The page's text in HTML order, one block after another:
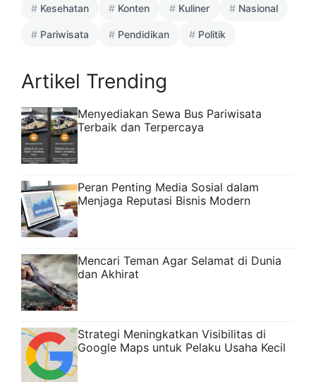
Kesehatan Konten Kuliner Nasional
Pariwisata Pendidikan Politik
Artikel Trending
Menyediakan Sewa Bus Pariwisata
Terbaik dan Terpercaya
Peran Penting Media Sosial dalam
Menjaga Reputasi Bisnis Modern
Mencari Teman Agar Selamat di Dunia
dan Akhirat
Strategi Meningkatkan Visibilitas di
Google Maps untuk Pelaku Usaha Kecil